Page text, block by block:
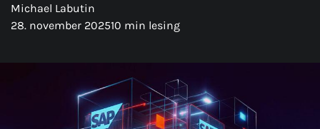
Michael Labutin
28. november 202510 min lesing